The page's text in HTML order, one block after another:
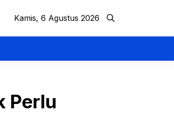
Kamis, 6 Agustus 2026
Perlu